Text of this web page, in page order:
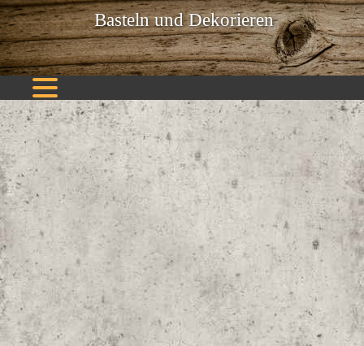
Basteln und Dekorieren